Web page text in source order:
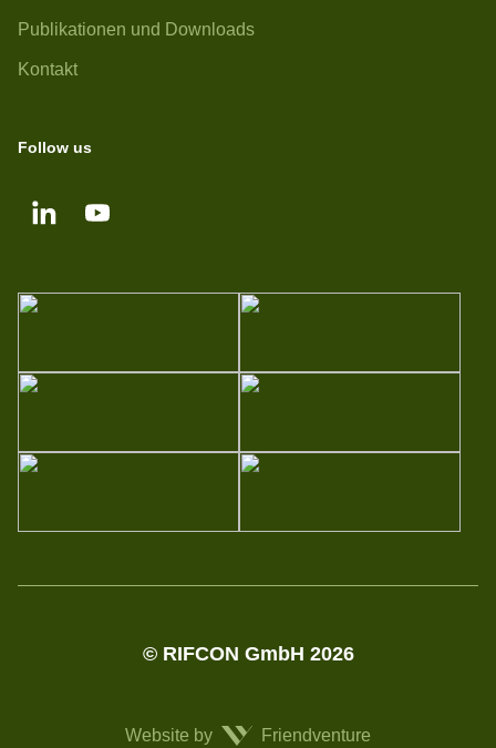
Publikationen und Downloads
Kontakt
Follow us
© RIFCON GmbH 2026
Website by Friendventure